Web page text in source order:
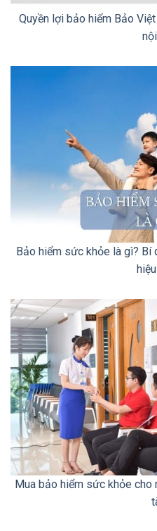
Quyền lợi bảo hiểm Bảo
Bảo hiểm sức khỏe là gì? Bí
Mua bảo hiểm sức khỏe cho